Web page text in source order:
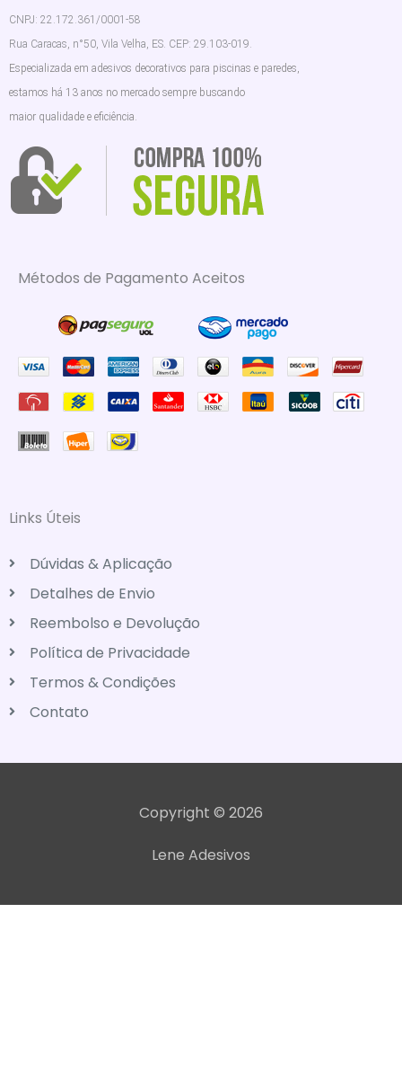
CNPJ: 22.172.361/0001-58
Rua Caracas, n°50, Vila Velha, ES. CEP: 29.103-019.
Especializada em adesivos decorativos para piscinas e paredes,
estamos há 13 anos no mercado sempre buscando
maior qualidade e eficiência.
Métodos de Pagamento Aceitos
Links Úteis
Dúvidas & Aplicação
Detalhes de Envio
Reembolso e Devolução
Política de Privacidade
Termos & Condições
Contato
Copyright © 2026
Lene Adesivos